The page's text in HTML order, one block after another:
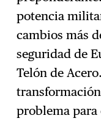
potencia
cambios más
seguridad de
Telón de
problema